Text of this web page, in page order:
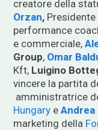
creatore della
Orzan, Presidente
performance
e commerciale,
Group, Omar
Kft, Luigino
vincere la partita
amministratrice
Hungary eAndrea
marketing della